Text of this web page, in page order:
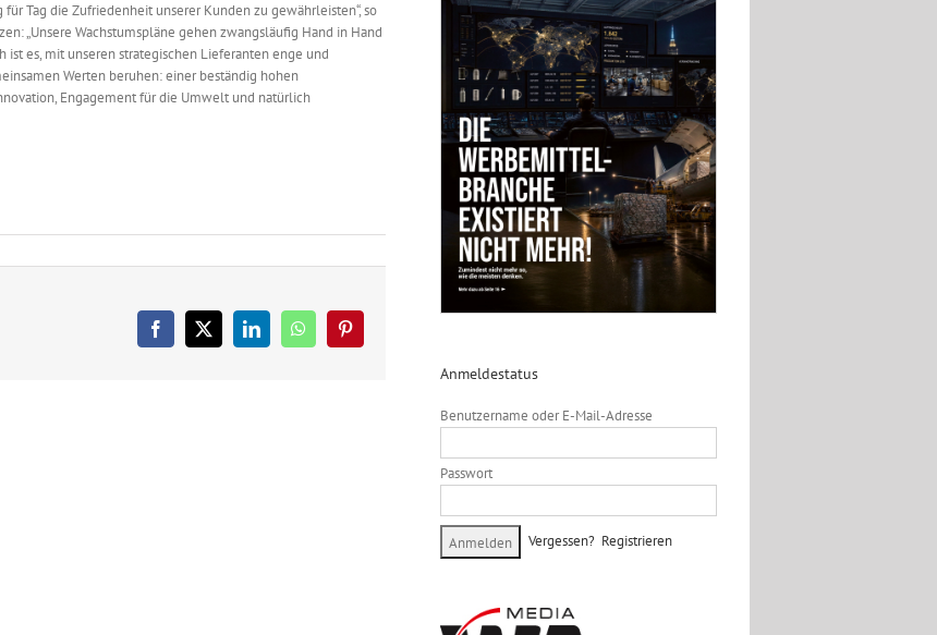
Tag die Zufriedenheit unserer Kunden zu gewährleisten“, so
„Unsere Wachstumspläne gehen zwangsläufig Hand in Hand
ist es, mit unseren strategischen Lieferanten enge und
Werten beruhen: einer beständig hohen
Engagement für die Umwelt und natürlich
Facebook
X LinkedInWhatsAppPinterest
Anmeldestatus
Benutzername oder E-Mail-Adresse
Passwort
Vergessen? Registrieren